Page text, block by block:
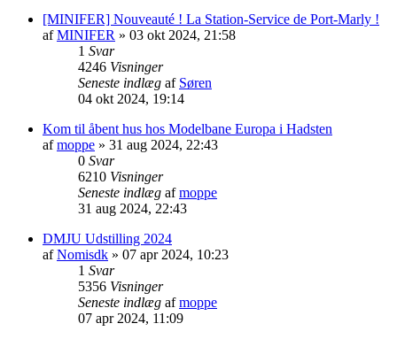
[MINIFER] Nouveauté ! La Station-Service de Port-Marly !
afMINIFER » 03 okt 2024, 21:58
1 Svar
4246 Visninger
Seneste indlæg af Søren
04 okt 2024, 19:14
Kom til åbent hus hos Modelbane Europa i Hadsten
afmoppe » 31 aug 2024, 22:43
0 Svar
6210 Visninger
Seneste indlæg afmoppe
31 aug 2024, 22:43
DMJU Udstilling 2024
afNomisdk » 07 apr 2024, 10:23
1 Svar
5356 Visninger
Seneste indlæg afmoppe
07 apr 2024, 11:09